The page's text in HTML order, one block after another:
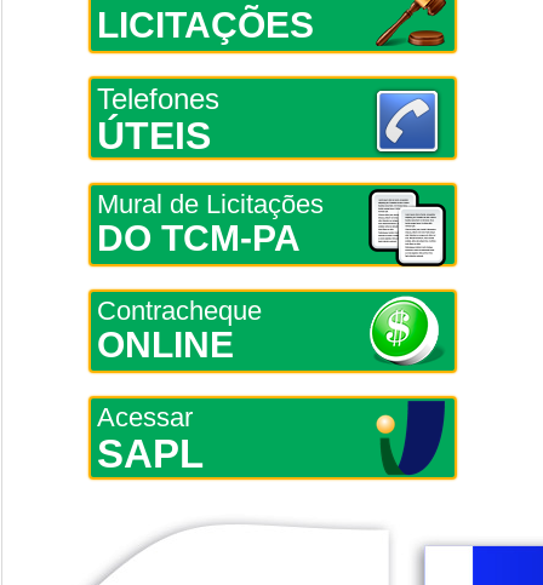
LICITAÇÕES
Telefones
ÚTEIS
Mural de Licitações
DO TCM-PA
Contracheque
ONLINE
Acessar
SAPL